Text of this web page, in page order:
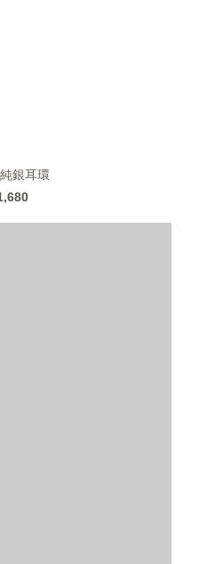
銀耳環